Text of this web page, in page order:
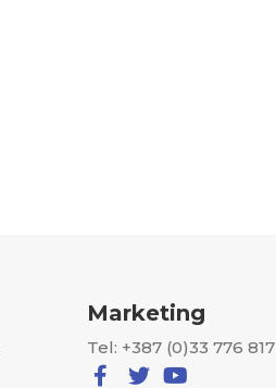
Marketing
Tel: +387 (0)33 776 817